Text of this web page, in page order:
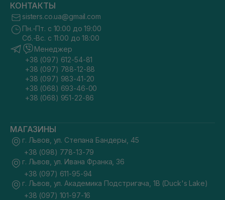
КОНТАКТЫ
sisters.co.ua@gmail.com
Пн.-Пт. с 10:00 до 19:00
Сб.-Вс. с 11:00 до 18:00
Менеджер
+38 (097) 612-54-81
+38 (097) 788-12-88
+38 (097) 983-41-20
+38 (068) 693-46-00
+38 (068) 951-22-86
МАГАЗИНЫ
г. Львов, ул. Степана Бандеры, 45
+38 (098) 778-13-79
г. Львов, ул. Ивана Франка, 36
+38 (097) 611-95-94
г. Львов, ул. Академика Подстригача, 1В (Duck's Lake)
+38 (097) 101-97-16